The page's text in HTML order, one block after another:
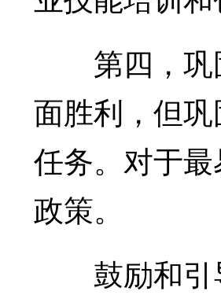
第四，巩
面胜利，但
任务。对于
政策。
鼓励和引